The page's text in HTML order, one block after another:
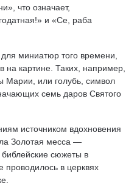
что означает,
и «Се, раба
миниатюр того времени,
на картине. Таких, например,
Марии, или голубь, символ
семь даров Святого
источником вдохновения
Золотая месса —
сюжеты в
проводилось в церквях